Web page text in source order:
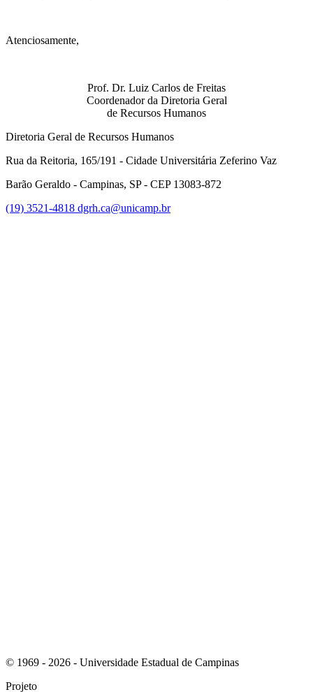
Atenciosamente,
Prof. Dr. Luiz Carlos de Freitas
Coordenador da Diretoria Geral
de Recursos Humanos
Diretoria Geral de Recursos Humanos
Rua da Reitoria, 165/191 - Cidade Universitária Zeferino Vaz
Barão Geraldo - Campinas, SP - CEP 13083-872
(19) 3521-4818 dgrh.ca@unicamp.br
© 1969 - 2026 - Universidade Estadual de Campinas
Projeto